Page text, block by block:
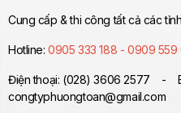
Cung cấp & thi công tất cả các
Hotline:0905 333 188 - 0909 559
Điện thoại: (028) 3606 2577 -
congtyphuongtoan@gmail.com